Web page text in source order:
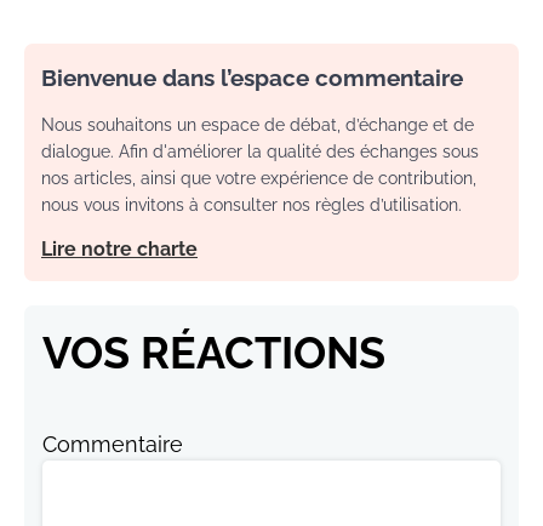
Bienvenue dans l’espace commentaire
Nous souhaitons un espace de débat, d’échange et de
dialogue. Afin d'améliorer la qualité des échanges sous
nos articles, ainsi que votre expérience de contribution,
nous vous invitons à consulter nos règles d’utilisation.
Lire notre charte
VOS RÉACTIONS
Commentaire